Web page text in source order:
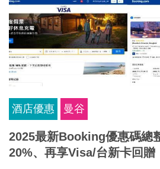
酒店優惠 曼谷
2025最新Booking優惠碼總
20%、再享Visa/台新卡回贈